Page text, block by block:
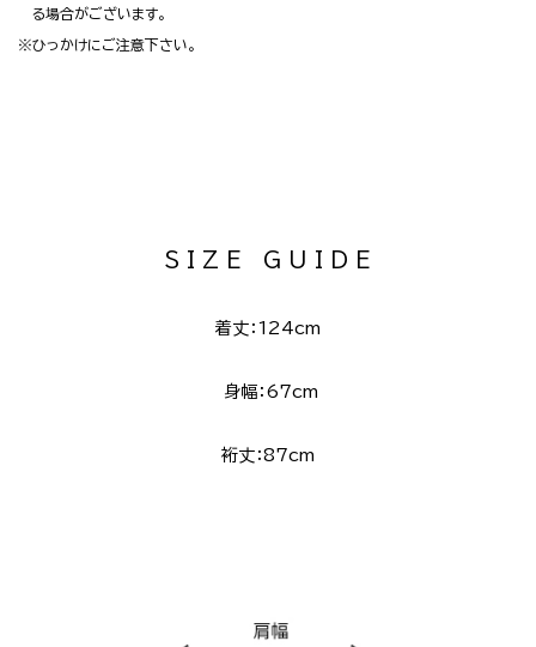
る場合がございます。
※ひっかけにご注意下さい。
S I Z E G U I D E
着丈：124cm
身幅：67cm
裄丈：87cm